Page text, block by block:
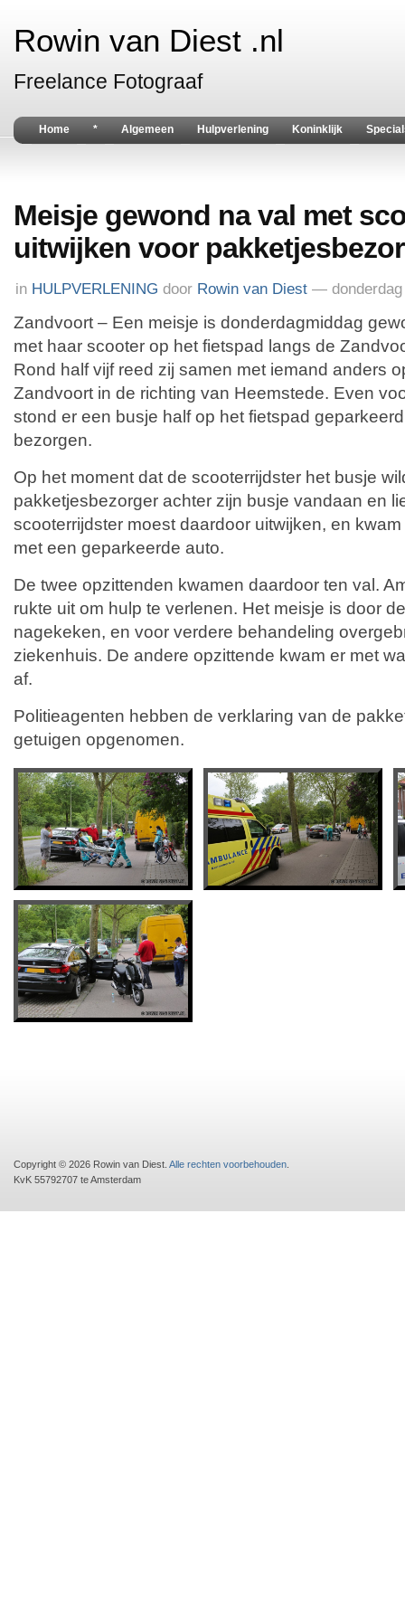
Rowin van Diest .nl
Freelance Fotograaf
Home * Algemeen Hulpverlening Koninklijk
Meisje gewond na val met
uitwijken voor
in HULPVERLENING door Rowin van Diest — donderdag
Zandvoort – Een meisje is donderdagmiddag
met haar scooter op het fietspad langs de
Rond half vijf reed zij samen met iemand anders
Zandvoort in de richting van Heemstede. Even
stond er een busje half op het fietspad
bezorgen.
Op het moment dat de scooterrijdster het busje
pakketjesbezorger achter zijn busje vandaan en
scooterrijdster moest daardoor uitwijken, en
met een geparkeerde auto.
De twee opzittenden kwamen daardoor ten val.
rukte uit om hulp te verlenen. Het meisje is door
nagekeken, en voor verdere behandeling
ziekenhuis. De andere opzittende kwam er met
af.
Politieagenten hebben de verklaring van de
getuigen opgenomen.
Copyright © 2026 Rowin van Diest. Alle rechten voorbehouden
KvK 55792707 te Amsterdam